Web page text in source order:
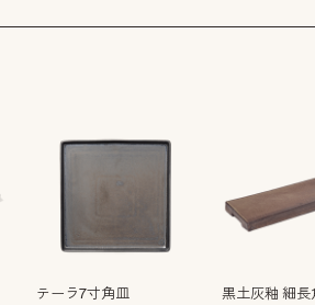
テーラ7寸角皿
黒土灰釉 細長